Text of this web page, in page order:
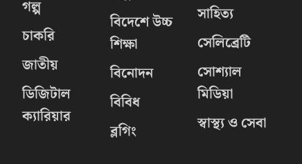
গল্প
চাকরি
জাতীয়
ডিজিটাল
ক্যারিয়ার
বিদেশে উচ্চ
শিক্ষা
বিনোদন
বিবিধ
ব্লগিং
সাহিত্য
সেলিব্রেটি
সোশ্যাল
মিডিয়া
স্বাস্থ্য ও সেবা